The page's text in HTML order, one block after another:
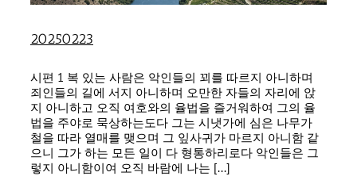
20250223
시편 1 복 있는 사람은 악인들의 꾀를 따르지 아니하며
죄인들의 길에 서지 아니하며 오만한 자들의 자리에 앉
지 아니하고 오직 여호와의 율법을 즐거워하여 그의 율
법을 주야로 묵상하는도다 그는 시냇가에 심은 나무가
철을 따라 열매를 맺으며 그 잎사귀가 마르지 아니함 같
으니 그가 하는 모든 일이 다 형통하리로다 악인들은 그
렇지 아니함이여 오직 바람에 나는 [...]